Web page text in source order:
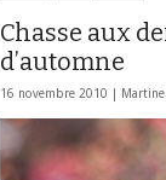
Chasse aux
d’automne
16 novembre 2010 |